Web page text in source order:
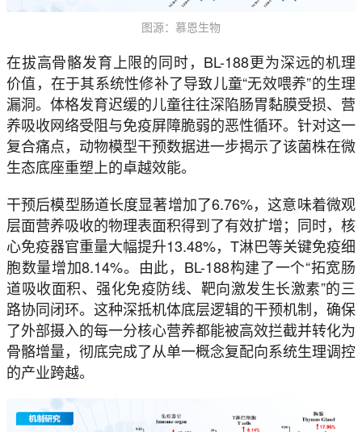
图源：慕恩生物
在拔高骨骼发育上限的同时，BL-188更为深远的机理
价值，在于其系统性修补了导致儿童“无效喂养”的生理
漏洞。体格发育迟缓的儿童往往深陷肠胃黏膜受损、营
养吸收网络受阻与免疫屏障脆弱的恶性循环。针对这一
复合痛点，动物模型干预数据进一步揭示了该菌株在微
生态底座重塑上的卓越效能。
干预后模型肠道长度显著增加了6.76%，这意味着微观
层面营养吸收的物理表面积得到了有效扩增；同时，核
心免疫器官重量大幅提升13.48%，T淋巴等关键免疫细
胞数量增加8.14%。由此，BL-188构建了一个“拓宽肠
道吸收面积、强化免疫防线、靶向激发生长激素”的三
路协同闭环。这种深抵机体底层逻辑的干预机制，确保
了外部摄入的每一分核心营养都能被高效拦截并转化为
骨骼增量，彻底完成了从单一概念复配向系统生理调控
的产业跨越。